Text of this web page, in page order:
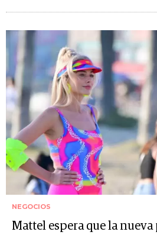
NEGOCIOS
Mattel espera que la